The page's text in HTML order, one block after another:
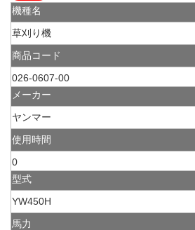
機種名
草刈り機
商品コード
026-0607-00
メーカー
ヤンマー
使用時間
0
型式
YW450H
馬力